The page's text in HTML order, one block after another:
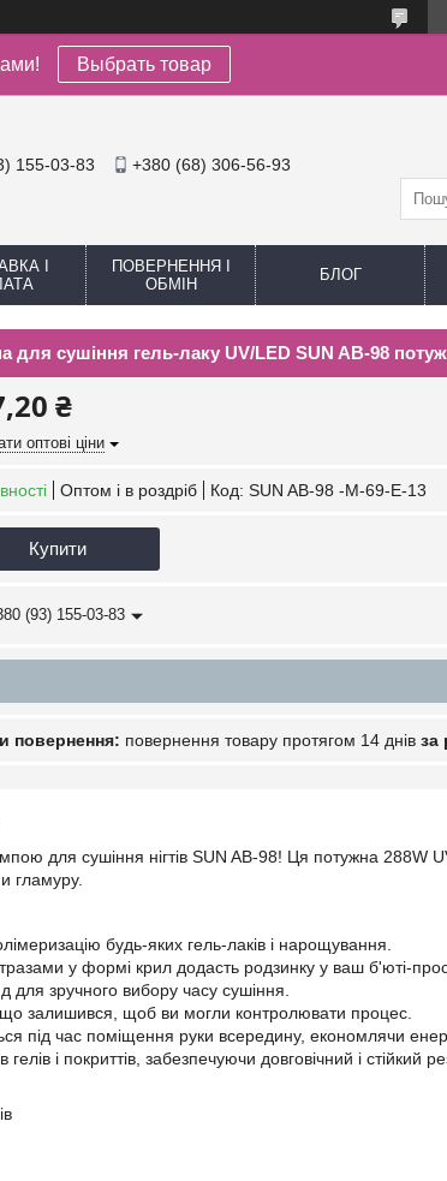
Выбрать товар
155-03-83 +380 (68) 306-56-93
І
ПОВЕРНЕННЯ І
ОБМІН
БЛОГ
для сушіння гель-лаку UV/LED SUN AB-98
₴
оптові ціни
Оптом і в роздріб Код: SUN AB-98 -M-69-E-13
Купити
(93) 155-03-83
повернення товару протягом 14 днів за
для сушіння нігтів SUN AB-98! Ця потужна 288W
гламуру.
будь-яких гель-лаків і нарощування.
у формі крил додасть родзинку у ваш б'юті-
для зручного вибору часу сушіння.
що залишився, щоб ви могли контролювати процес.
під час поміщення руки всередину, економлячи
і покриттів, забезпечуючи довговічний і стійкий